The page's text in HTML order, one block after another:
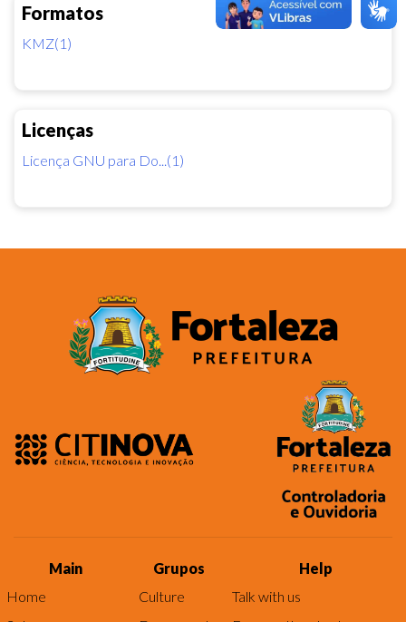
Formatos
KMZ(1)
Licenças
Licença GNU para Do...(1)
Main
Home
Grupos
Culture
Help
Talk with us